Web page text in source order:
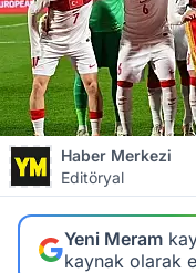
Haber Merkezi
Editöryal
Yeni Meram
kaynak olarak